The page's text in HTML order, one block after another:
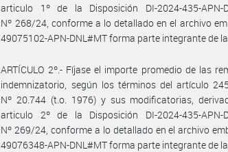
articulo 1º de la Disposición DI-2024-435-
Nº 268/24, conforme a lo detallado en el archivo
49075102-APN-DNL#MT forma parte integrante de
ARTÍCULO 2º.- Fíjase el importe promedio de las
indemnizatorio, según los términos del artículo
Nº 20.744 (t.o. 1976) y sus modificatorias,
articulo 2º de la Disposición DI-2024-435-
Nº 269/24, conforme a lo detallado en el archivo
49076348-APN-DNL#MT forma parte integrante de